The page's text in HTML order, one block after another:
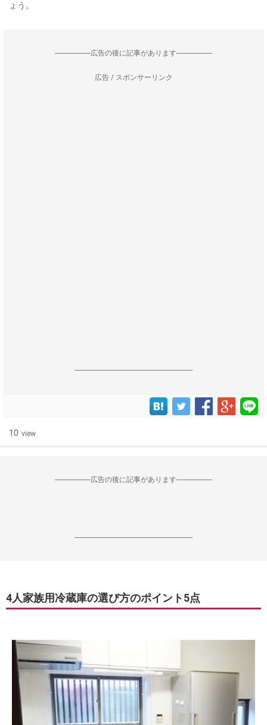
ょう。
--------------------広告の後に記事があります--------------------
広告 / スポンサーリンク
------------------------------------------------------------------
10 view
--------------------広告の後に記事があります--------------------
------------------------------------------------------------------
4人家族用冷蔵庫の選び方のポイント5点